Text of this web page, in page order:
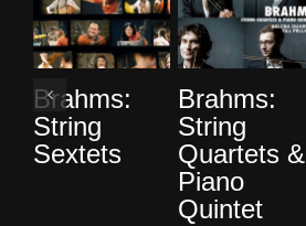
Brahms:
String
Sextets
Brahms:
String
Quartets &
Piano
Quintet